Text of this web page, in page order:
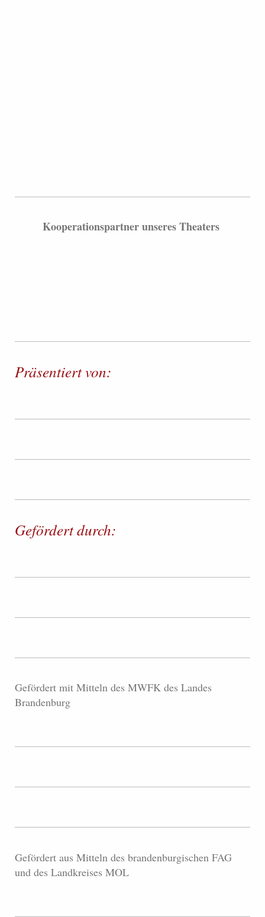
Kooperationspartner unseres Theaters
Präsentiert von:
Gefördert durch:
Gefördert mit Mitteln des MWFK des Landes
Brandenburg
Gefördert aus Mitteln des brandenburgischen FAG
und des Landkreises MOL